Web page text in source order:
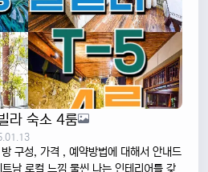
라 숙소 4룸
구성, 가격 , 예약방법에 대해서 안내드
남 로컬 느낌 물씬 나는 인테리어를 갖